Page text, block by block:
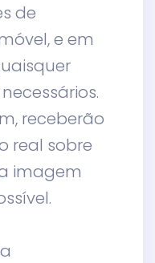
de
e em
receberão
real sobre
imagem